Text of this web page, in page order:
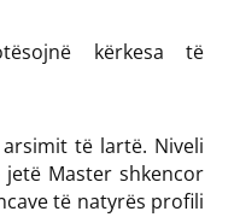
kërkesa të
të lartë. Niveli
Master shkencor
të natyrës profili